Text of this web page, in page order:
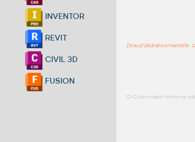
INVENTOR
REVIT
CIVIL 3D
FUSION
Dosud žádné komentáře -
CAD download: knihovna